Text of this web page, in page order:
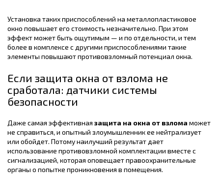
Установка таких приспособлений на металлопластиковое
окно повышает его стоимость незначительно. При этом
эффект может быть ощутимым — и по отдельности, и тем
более в комплексе с другими приспособлениями такие
элементы повышают противовзломный потенциал окна.
Если защита окна от взлома не
сработала: датчики системы
безопасности
Даже самая эффективная защита на окна от взлома может
не справиться, и опытный злоумышленник ее нейтрализует
или обойдет. Потому наилучший результат дает
использование противовзломной комплектации вместе с
сигнализацией, которая оповещает правоохранительные
органы о попытке проникновения в помещения.